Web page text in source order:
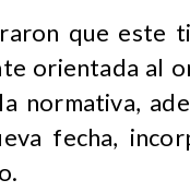
que este
orientada al
normativa,
fecha,